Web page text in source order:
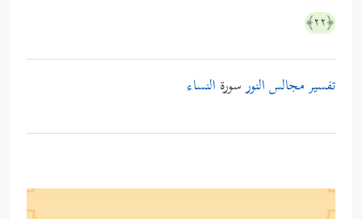
﴿٢٢﴾
تفسير مجالس النورسورة النساء